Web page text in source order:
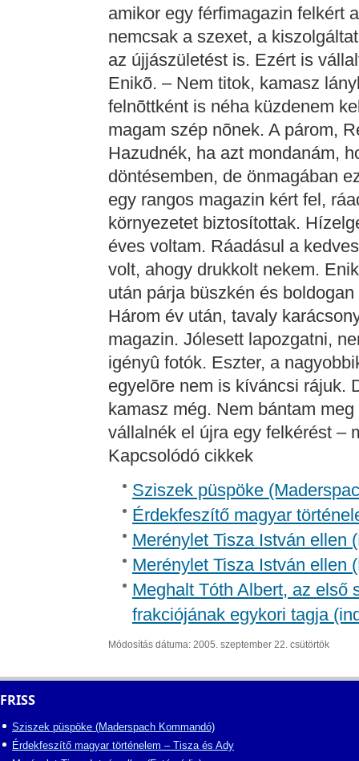
amikor egy férfimagazin felkért
nemcsak a szexet, a
az újjászületést is. Ezért is
Enikõ. – Nem titok, kamasz
felnõttként is néha küzdenem
magam szép nõnek. A párom,
Hazudnék, ha azt mondanám,
döntésemben, de önmagában
egy rangos magazin kért fel,
környezetet biztosítottak.
éves voltam. Ráadásul a
volt, ahogy drukkolt nekem.
után párja büszkén és
Három év után, tavaly
magazin. Jólesett lapozgatni,
igényû fotók. Eszter, a
egyelõre nem is kíváncsi rájuk.
kamasz még. Nem bántam
vállalnék el újra egy felkérést –
Kapcsolódó cikkek
Sziszek püspöke
Érdekfeszítő magyar
Merénylet Tisza István ellen
Merénylet Tisza István ellen
Meghalt Tóth Albert, az első
frakciójának egykori tagja
Módosítás dátuma: 2005. szeptember 22. csütörtök
FRISS
Sziszek püspöke (Maderspach Kommandó)
Érdekfeszítő magyar történelem – Tisza és Ady